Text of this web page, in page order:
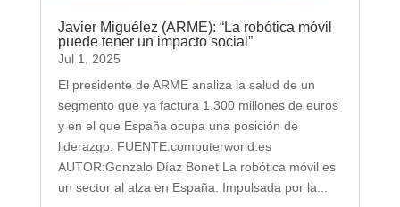
Javier Miguélez (ARME): “La robótica móvil
puede tener un impacto social”
Jul 1, 2025
El presidente de ARME analiza la salud de un
segmento que ya factura 1.300 millones de euros
y en el que España ocupa una posición de
liderazgo. FUENTE:computerworld.es
AUTOR:Gonzalo Díaz Bonet La robótica móvil es
un sector al alza en España. Impulsada por la...